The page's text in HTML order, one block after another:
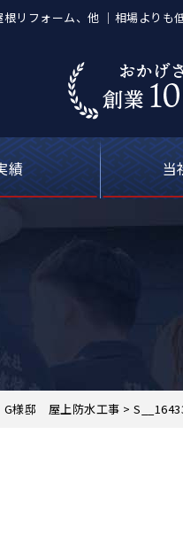
リフォーム、他 ｜相場よりも
いて
ーション
の費用について
理
績
グ
の声
当
様邸 屋上防水工事 >